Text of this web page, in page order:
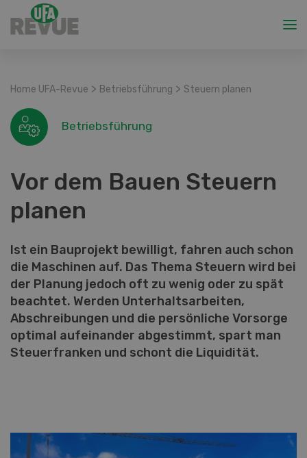
Home UFA-Revue > Betriebsführung > Steuern planen
Betriebsführung
Vor dem Bauen Steuern
planen
Ist ein Bauprojekt bewilligt, fahren auch schon
die Maschinen auf. Das Thema Steuern wird bei
der Planung jedoch oft zu wenig oder zu spät
beachtet. Werden Unterhaltsarbeiten,
Abschreibungen und die persönliche Vorsorge
optimal aufeinander abgestimmt, spart man
Steuerfranken und schont die Liquidität.